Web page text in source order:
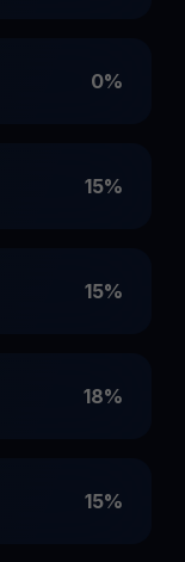
0%
15%
15%
18%
15%